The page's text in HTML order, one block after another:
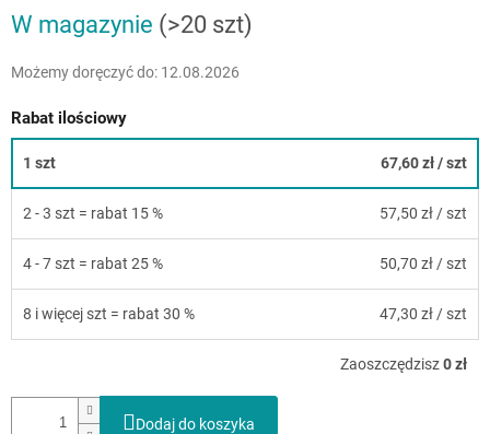
jednostkowa:
W magazynie (>20 szt)
Możemy doręczyć do: 12.08.2026
Rabat ilościowy
1 szt 67,60 zł/ szt
2 - 3 szt = rabat 15 % 57,50 zł / szt
4 - 7 szt = rabat 25 % 50,70 zł / szt
8 i więcej szt = rabat 30 % 47,30 zł / szt
Zaoszczędzisz0 zł
Dodaj do koszyka